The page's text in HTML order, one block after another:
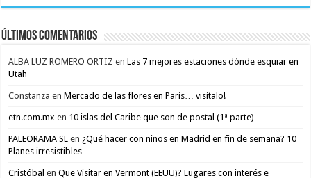
Últimos comentarios
ALBA LUZ ROMERO ORTIZ enLas 7 mejores estaciones dónde esquiar en
Utah
Constanza enMercado de las flores en París… visítalo!
etn.com.mx en 10 islas del Caribe que son de postal (1ª parte)
PALEORAMA SL en ¿Qué hacer con niños en Madrid en fin de semana? 10
Planes irresistibles
Cristóbal enQue Visitar en Vermont (EEUU)? Lugares con interés e